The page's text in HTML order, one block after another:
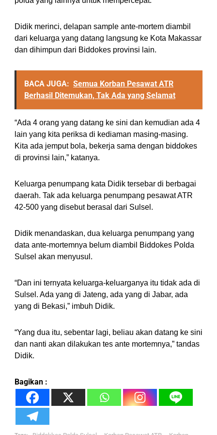
Didik merinci, delapan sample ante-mortem diambil
dari keluarga yang datang langsung ke Kota Makassar
dan dihimpun dari Biddokes provinsi lain.
BACA JUGA: Semua Korban Pesawat ATR
Berhasil Ditemukan, Tak Ada yang Selamat
“Ada 4 orang yang datang ke sini dan kemudian ada 4
lain yang kita periksa di kediaman masing-masing.
Kita ada jemput bola, bekerja sama dengan biddokes
di provinsi lain,” katanya.
Keluarga penumpang kata Didik tersebar di berbagai
daerah. Tak ada keluarga penumpang pesawat ATR
42-500 yang disebut berasal dari Sulsel.
Didik menandaskan, dua keluarga penumpang yang
data ante-mortemnya belum diambil Biddokes Polda
Sulsel akan menyusul.
“Dan ini ternyata keluarga-keluarganya itu tidak ada di
Sulsel. Ada yang di Jateng, ada yang di Jabar, ada
yang di Bekasi,” imbuh Didik.
“Yang dua itu, sebentar lagi, beliau akan datang ke sini
dan nanti akan dilakukan tes ante mortemnya,” tandas
Didik.
Bagikan :